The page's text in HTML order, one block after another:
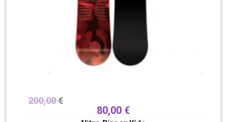
200,00€
80,00 €